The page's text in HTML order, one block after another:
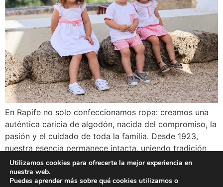
En Rapife no solo confeccionamos ropa: creamos una
auténtica caricia de algodón, nacida del compromiso, la
pasión y el cuidado de toda la familia. Desde 1923,
nuestra esencia permanece intacta, uniendo tradición
textil y visión de futuro. Nuestra identidad 100% Made
in Spain: prendas elaboradas íntegramente en nuestras
instalaciones, con tejidos de punto propios.
Utilizamos cookies para ofrecerte la mejor experiencia en
nuestra web.
Puedes aprender más sobre qué cookies utilizamos o